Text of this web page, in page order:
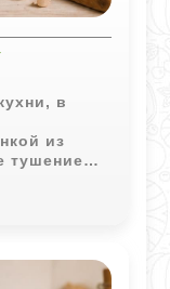
в
из
тушение